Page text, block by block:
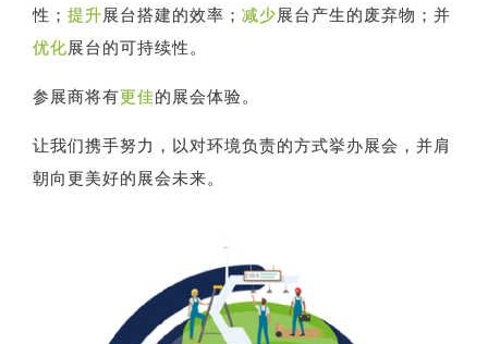
性； 提升展台搭建的效率； 减少展台产生的废弃物；并
优化展台的可持续性。
参展商将有更佳的展会体验。
让我们携手努力，以对环境负责的方式挙办展会，并肩
朝向更美好的展会未来。